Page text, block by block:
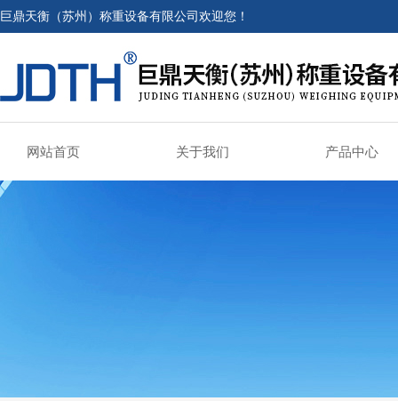
巨鼎天衡（苏州）称重设备有限公司欢迎您！
网站首页 关于我们 产品中心